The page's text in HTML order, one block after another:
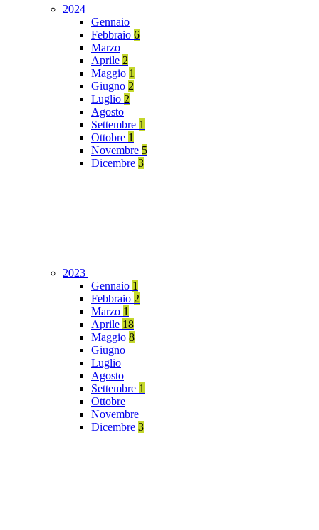
2024
Gennaio
Febbraio 6
Marzo
Aprile 2
Maggio 1
Giugno 2
Luglio 2
Agosto
Settembre 1
Ottobre 1
Novembre 5
Dicembre 3
2023
Gennaio 1
Febbraio 2
Marzo 1
Aprile 18
Maggio 8
Giugno
Luglio
Agosto
Settembre 1
Ottobre
Novembre
Dicembre 3